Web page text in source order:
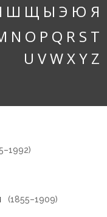
Ш Щ Ы Э Ю Я
N O P Q R S T
U VWX Y Z
(1855–1909)